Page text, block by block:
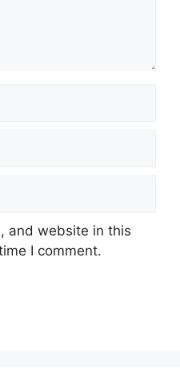
and website in this
I comment.